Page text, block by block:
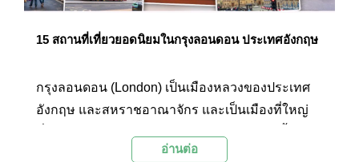
15 สถานที่เที่ยวยอดนิยมในกรุงลอนดอน ประเทศอังกฤษ
กรุงลอนดอน (London) เป็นเมืองหลวงของประเทศ
อังกฤษ และสหราชอาณาจักร และเป็นเมืองที่ใหญ่
ศูนย์กลางทางวัฒนธรรม ประวัติศาสตร์ และธุรกิจที่
อ่านต่อ